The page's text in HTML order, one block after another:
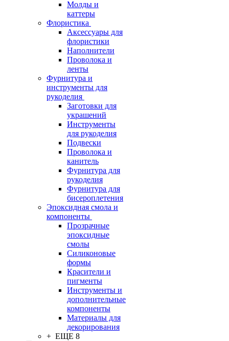
Молды и
каттеры
Флористика
Аксессуары для
флористики
Наполнители
Проволока и
ленты
Фурнитура и
инструменты для
рукоделия
Заготовки для
украшений
Инструменты
для рукоделия
Подвески
Проволока и
канитель
Фурнитура для
рукоделия
Фурнитура для
бисероплетения
Эпоксидная смола и
компоненты
Прозрачные
эпоксидные
смолы
Силиконовые
формы
Красители и
пигменты
Инструменты и
дополнительные
компоненты
Материалы для
декорирования
+ ЕЩЕ 8